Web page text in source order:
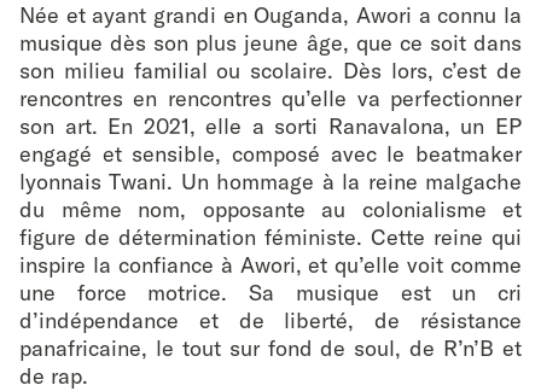
Née et ayant grandi en Ouganda, Awori a connu la
musique dès son plus jeune âge, que ce soit dans
son milieu familial ou scolaire. Dès lors, c’est de
rencontres en rencontres qu’elle va perfectionner
son art. En 2021, elle a sorti Ranavalona, un EP
engagé et sensible, composé avec le beatmaker
lyonnais Twani. Un hommage à la reine malgache
du même nom, opposante au colonialisme et
figure de détermination féministe. Cette reine qui
inspire la confiance à Awori, et qu’elle voit comme
une force motrice. Sa musique est un cri
d’indépendance et de liberté, de résistance
panafricaine, le tout sur fond de soul, de R’n’B et
de rap.